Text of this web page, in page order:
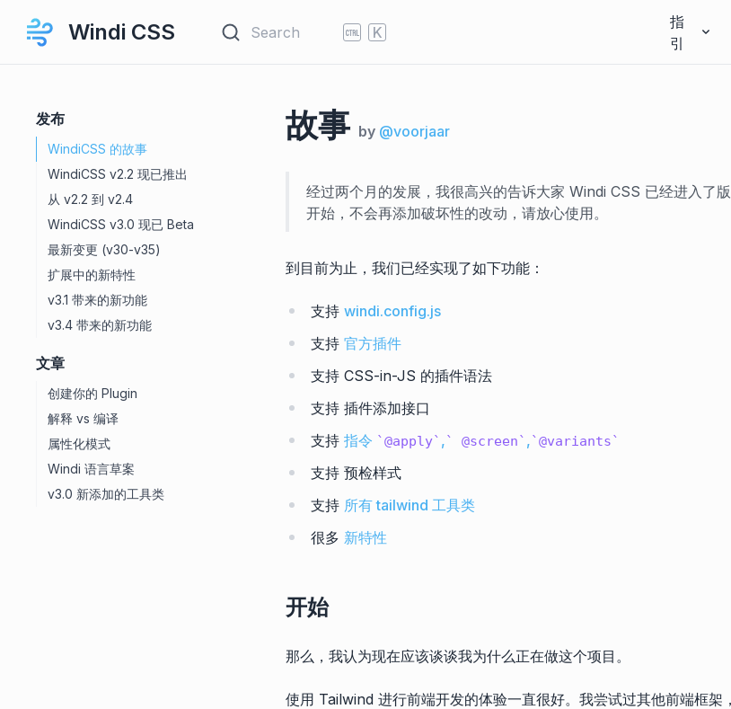
Windi CSS Search K
指
引
发布
WindiCSS 的故事
WindiCSS v2.2 现已推出
从 v2.2 到 v2.4
WindiCSS v3.0 现已 Beta
最新变更 (v30-v35)
扩展中的新特性
v3.1 带来的新功能
v3.4 带来的新功能
文章
创建你的 Plugin
解释 vs 编译
属性化模式
Windi 语言草案
v3.0 新添加的工具类
故事 by @voorjaar
经过两个月的发展，我很高兴的告诉大家 Windi CSS 已经进入了
开始，不会再添加破坏性的改动，请放心使用。
到目前为止，我们已经实现了如下功能：
支持 windi.config.js
支持 官方插件
支持 CSS-in-JS 的插件语法
支持 插件添加接口
支持 指令 @apply , @screen , @variants
支持 预检样式
支持 所有 tailwind 工具类
很多 新特性
开始
那么，我认为现在应该谈谈我为什么正在做这个项目。
使用 Tailwind 进行前端开发的体验一直很好。我尝试过其他前端框